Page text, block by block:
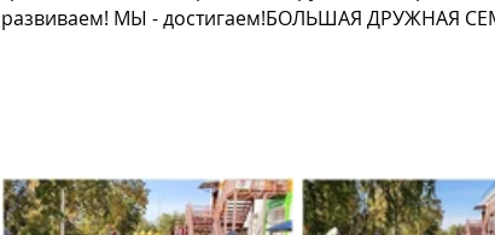
развиваем! МЫ - достигаем!БОЛЬШАЯ ДРУЖНАЯ